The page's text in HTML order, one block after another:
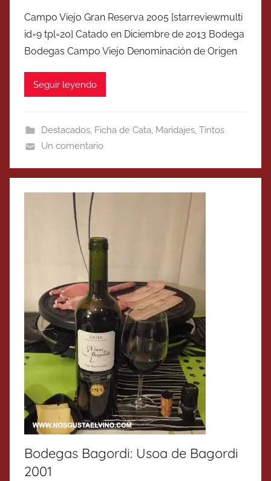
Campo Viejo Gran Reserva 2005 [starreviewmulti
id=9 tpl=20] Catado en Diciembre de 2013 Bodega
Bodegas Campo Viejo Denominación de Origen
Seguir leyendo
Destacados, Ficha de Cata, Maridajes, Tintos
Un comentario
Bodegas Bagordi: Usoa de Bagordi
2001